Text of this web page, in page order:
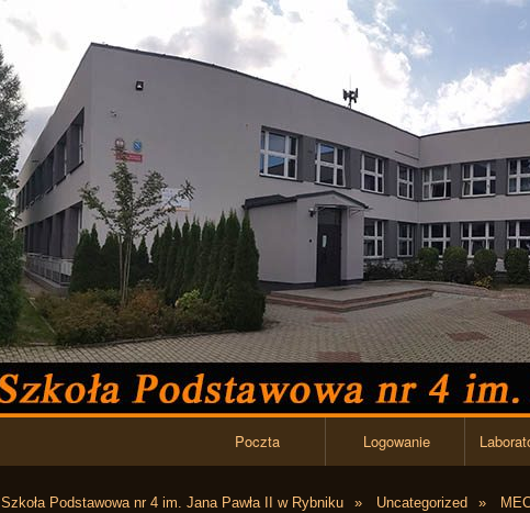
Poczta Logowanie
Szkoła Podstawowa nr 4 im. Jana Pawła II w Rybniku Uncategorized